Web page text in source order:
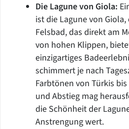
Die Lagune von Giola:
ist die Lagune von
Felsbad, das direkt am
von hohen Klippen,
einzigartiges
schimmert je nach
Farbtönen von Türkis
und Abstieg mag
die Schönheit der
Anstrengung wert.